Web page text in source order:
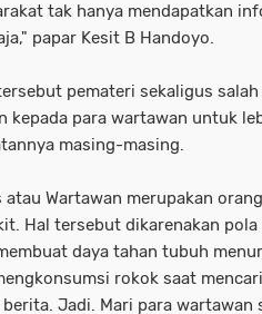
tak hanya mendapatkan
papar Kesit B Handoyo.
pemateri sekaligus
kepada para wartawan untuk
masing-masing.
Wartawan merupakan
Hal tersebut dikarenakan
daya tahan tubuh
rokok saat
Jadi. Mari para wartawan